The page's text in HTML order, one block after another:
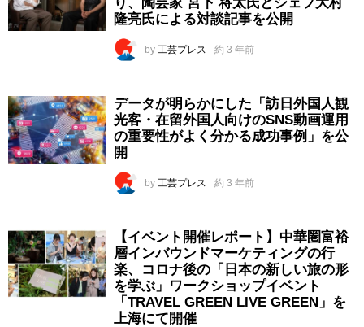
隆亮氏による対談記事を公開
by 工芸プレス 約 3 年前
データが明らかにした「訪日外国人観
光客・在留外国人向けのSNS動画運用
の重要性がよく分かる成功事例」を公
開
by 工芸プレス 約 3 年前
【イベント開催レポート】中華圏富裕
層インバウンドマーケティングの行
楽、コロナ後の「日本の新しい旅の形
を学ぶ」ワークショップイベント
「TRAVEL GREEN LIVE GREEN」を
上海にて開催